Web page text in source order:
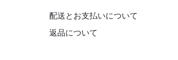
配送とお支払いについて
返品について